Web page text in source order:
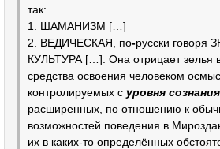
так:
1. ШАМАНИЗМ […]
2. ВЕДИЧЕСКАЯ, по-русски говоря
КУЛЬТУРА […] . Она отрицает зелья
средства освоения человеком
контролируемых с уровня сознания
расширенных, по отношению к
возможностей поведения в
их в каких-то определённых